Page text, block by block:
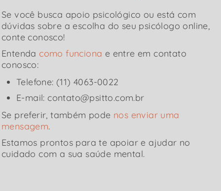
Se você busca apoio psicológico ou está com
dúvidas sobre a escolha do seu psicólogo online,
conte conosco!
Entenda como funciona e entre em contato
conosco:
Telefone: (11) 4063-0022
E-mail: contato@psitto.com.br
Se preferir, também pode nos enviar uma
mensagem.
Estamos prontos para te apoiar e ajudar no
cuidado com a sua saúde mental.